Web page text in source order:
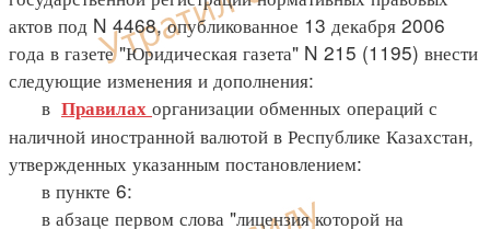
актов под N 4468, опубликованное 13 декабря 2006
года в газете "Юридическая газета" N 215 (1195) внести
следующие изменения и дополнения:
в Правилах организации обменных операций с
наличной иностранной валютой в Республике Казахстан,
утвержденных указанным постановлением:
в пункте 6:
в абзаце первом слова "лицензия которой на